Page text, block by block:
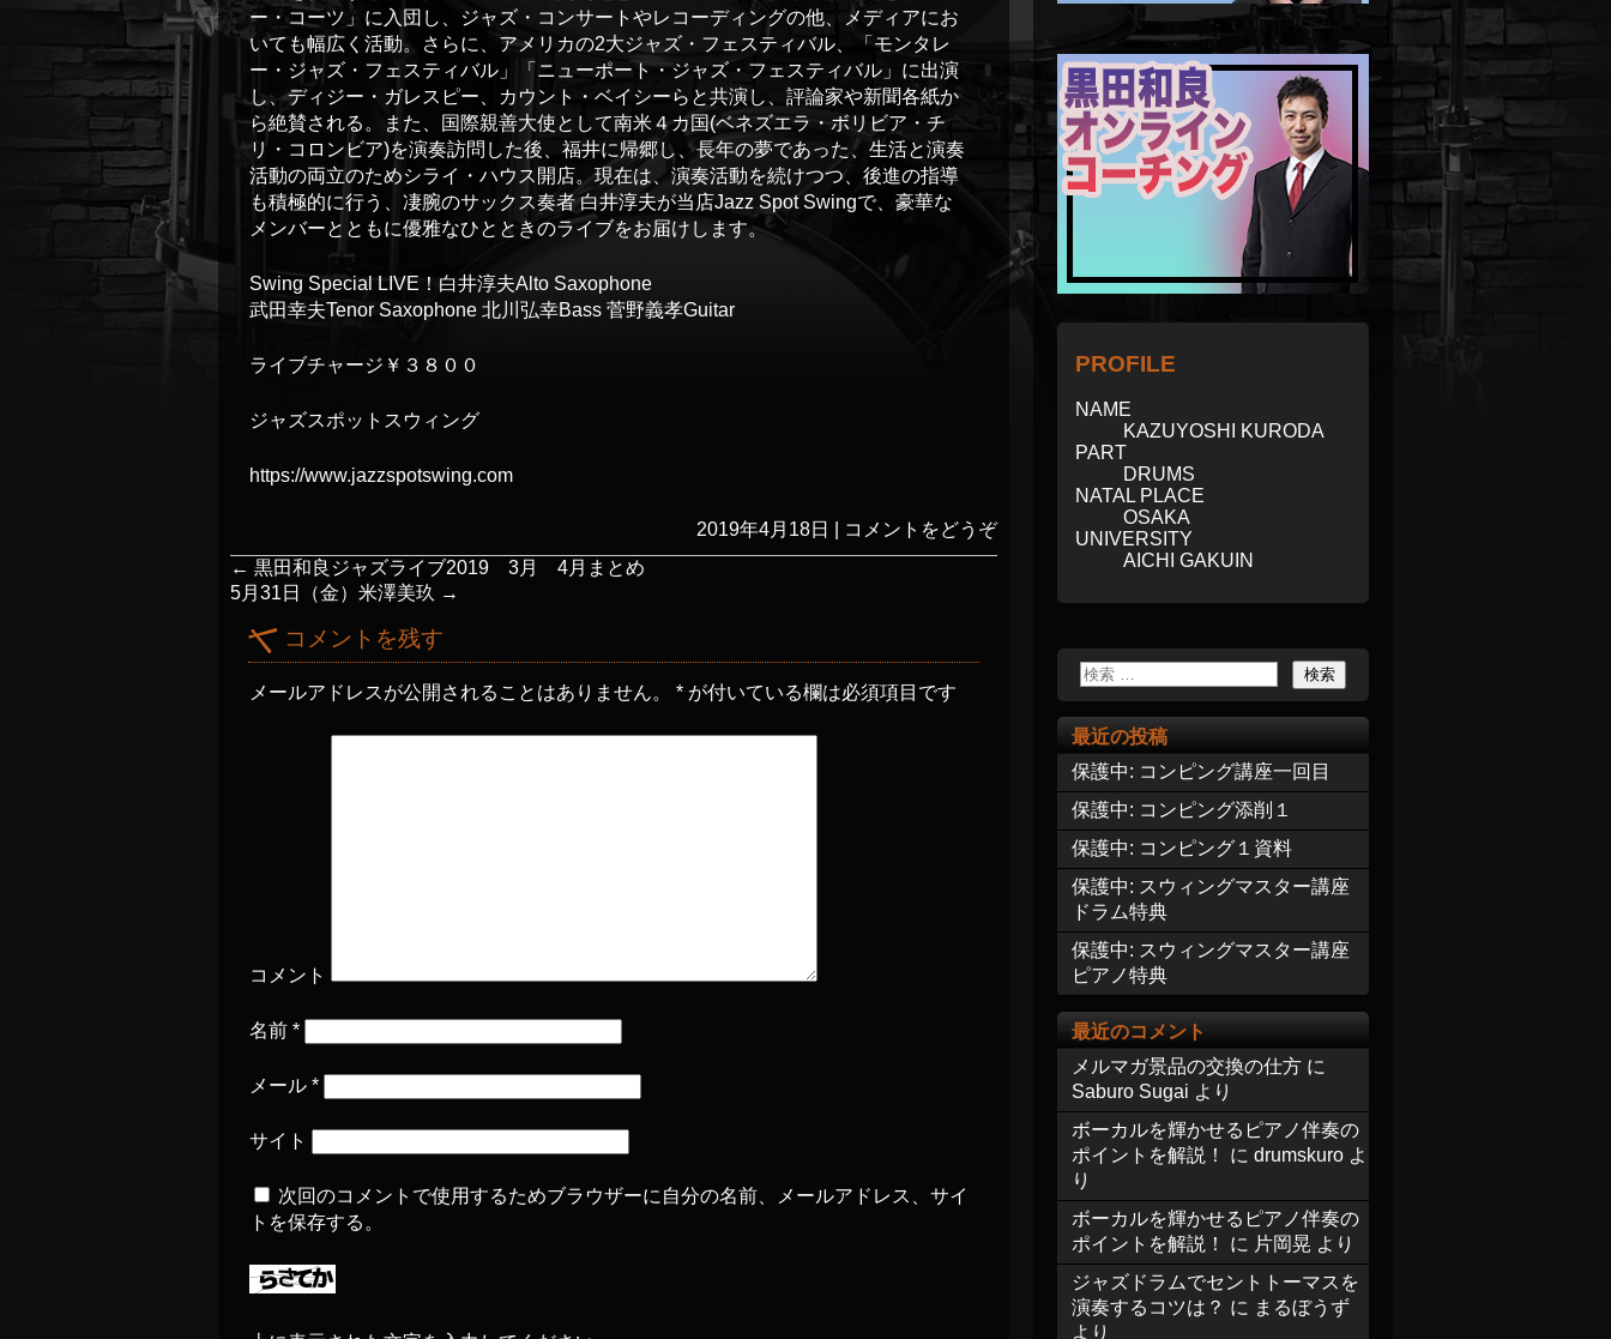
ー・コーツ」に入団し、ジャズ・コンサートやレコーディングの他、メディアにお
いても幅広く活動。さらに、アメリカの2大ジャズ・フェスティバル、「モンタレ
ー・ジャズ・フェスティバル」「ニューポート・ジャズ・フェスティバル」に出演
し、ディジー・ガレスピー、カウント・ベイシーらと共演し、評論家や新聞各紙か
ら絶賛される。また、国際親善大使として南米４カ国(ベネズエラ・ボリビア・チ
リ・コロンビア)を演奏訪問した後、福井に帰郷し、長年の夢であった、生活と演奏
活動の両立のためシライ・ハウス開店。現在は、演奏活動を続けつつ、後進の指導
も積極的に行う、凄腕のサックス奏者 白井淳夫が当店Jazz Spot Swingで、豪華な
メンバーとともに優雅なひとときのライブをお届けします。
Swing Special LIVE！白井淳夫Alto Saxophone
武田幸夫Tenor Saxophone 北川弘幸Bass 菅野義孝Guitar
ライブチャージ￥３８００
ジャズスポットスウィング
https://www.jazzspotswing.com
2019年4月18日
コメントをどうぞ
← 黒田和良ジャズライブ2019 3月 4月まとめ
5月31日（金）米澤美玖 →
コメントを残す
メールアドレスが公開されることはありません。 * が付いている欄は必須項目です
コメント
名前 *
メール *
サイト
次回のコメントで使用するためブラウザーに自分の名前、メールアドレス、サイ
トを保存する。
PROFILE
NAME
KAZUYOSHI KURODA
PART
DRUMS
NATAL PLACE
OSAKA
UNIVERSITY
AICHI GAKUIN
最近の投稿
保護中: コンピング講座一回目
保護中: コンピング添削１
保護中: コンピング１資料
保護中: スウィングマスター講座
ドラム特典
保護中: スウィングマスター講座
ピアノ特典
最近のコメント
メルマガ景品の交換の仕方 に
Saburo Sugai より
ボーカルを輝かせるピアノ伴奏の
ポイントを解説！
に drumskuro よ
り
ボーカルを輝かせるピアノ伴奏の
ポイントを解説！
に 片岡晃 より
ジャズドラムでセントトーマスを
演奏するコツは？ に まるぼうず
より